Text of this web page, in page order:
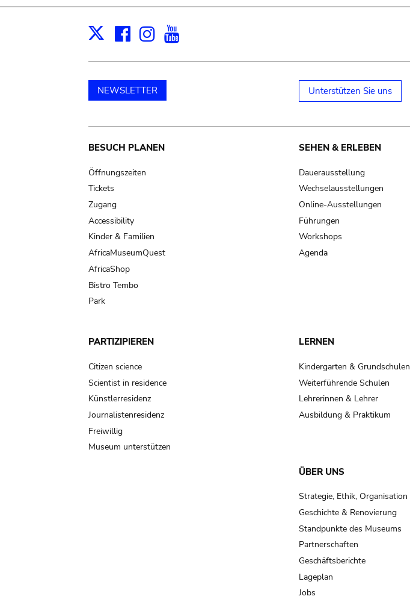
X Facebook
Instagram
NEWSLETTER Unterstützen Sie uns
Main
navigation
BESUCH PLANEN
Öffnungszeiten
Tickets
Zugang
Accessibility
Kinder & Familien
AfricaMuseumQuest
AfricaShop
Bistro Tembo
Park
SEHEN & ERLEBEN
Dauerausstellung
Wechselausstellungen
Online-Ausstellungen
Führungen
Workshops
Agenda
PARTIZIPIEREN
Citizen science
Scientist in residence
Künstlerresidenz
Journalistenresidenz
Freiwillig
Museum unterstützen
LERNEN
Kindergarten & Grundschulen
Weiterführende Schulen
Lehrerinnen & Lehrer
Ausbildung & Praktikum
ÜBER UNS
Strategie, Ethik, Organisation
Geschichte & Renovierung
Standpunkte des Museums
Partnerschaften
Geschäftsberichte
Lageplan
Jobs